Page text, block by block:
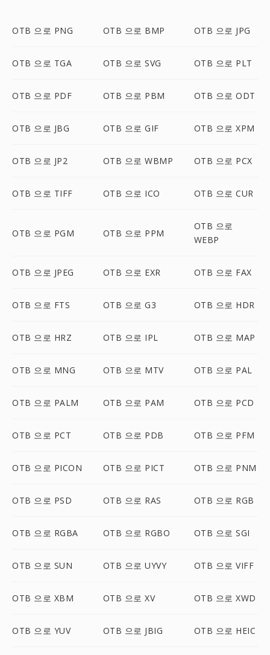
OTB 으로 PNG OTB 으로 BMP OTB 으로 JPG
OTB 으로 TGA OTB 으로 SVG OTB 으로 PLT
OTB 으로 PDF OTB 으로 PBM OTB 으로 ODT
OTB 으로 JBG OTB 으로 GIF OTB 으로 XPM
OTB 으로 JP2 OTB 으로 WBMP OTB 으로 PCX
OTB 으로 TIFF OTB 으로 ICO OTB 으로 CUR
OTB 으로 PGM OTB 으로 PPM
OTB 으로
WEBP
OTB 으로 JPEG OTB 으로 EXR OTB 으로 FAX
OTB 으로 FTS OTB 으로 G3 OTB 으로 HDR
OTB 으로 HRZ OTB 으로 IPL OTB 으로 MAP
OTB 으로 MNG OTB 으로 MTV OTB 으로 PAL
OTB 으로 PALM OTB 으로 PAM OTB 으로 PCD
OTB 으로 PCT OTB 으로 PDB OTB 으로 PFM
OTB 으로 PICON OTB 으로 PICT OTB 으로 PNM
OTB 으로 PSD OTB 으로 RAS OTB 으로 RGB
OTB 으로 RGBA OTB 으로 RGBO OTB 으로 SGI
OTB 으로 SUN OTB 으로 UYVY OTB 으로 VIFF
OTB 으로 XBM OTB 으로 XV OTB 으로 XWD
OTB 으로 YUV OTB 으로 JBIG OTB 으로 HEIC